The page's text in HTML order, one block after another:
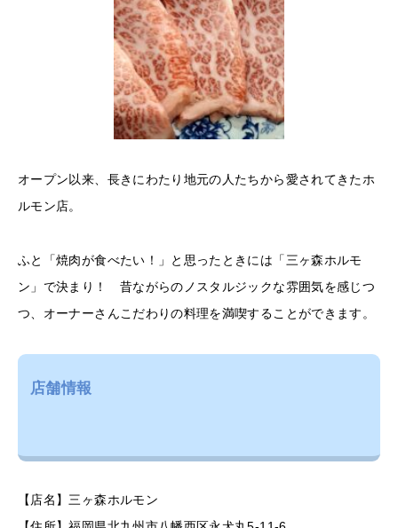
オープン以来、長きにわたり地元の人たちから愛されてきたホ
ルモン店。
ふと「焼肉が食べたい！」と思ったときには「三ヶ森ホルモ
ン」で決まり！ 昔ながらのノスタルジックな雰囲気を感じつ
つ、オーナーさんこだわりの料理を満喫することができます。
店舗情報
【店名】三ヶ森ホルモン